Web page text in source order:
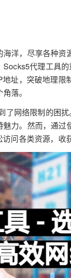
洋，尽享各种资
代理工具
址，突破地理限
落。
网络限制的困
力。然而，通
问各类资源，收